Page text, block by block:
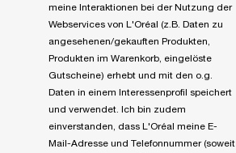
meine Interaktionen bei der Nutzung der
Webservices von L'Oréal (z.B. Daten zu
angesehenen/gekauften Produkten,
Produkten im Warenkorb, eingelöste
Gutscheine) erhebt und mit den o.g.
Daten in einem Interessenprofil speichert
und verwendet. Ich bin zudem
einverstanden, dass L'Oréal meine E-
Mail-Adresse und Telefonnummer (soweit